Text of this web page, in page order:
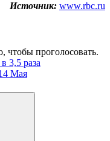
Источник: www.rbc.ru
чтобы проголосовать.
3,5 раза
Мая